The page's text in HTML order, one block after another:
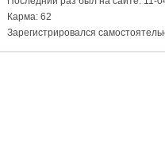
Карма: 62
Зарегистрировался